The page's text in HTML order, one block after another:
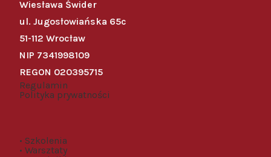
Wiesława Świder
ul. Jugosłowiańska 65c
51-112 Wrocław
NIP 7341998109
REGON 020395715
Regulamin
Polityka prywatności
• Szkolenia
• Warsztaty